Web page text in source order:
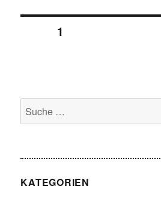
Beitragsnavigation
1
Suche
nach:
KATEGORIEN